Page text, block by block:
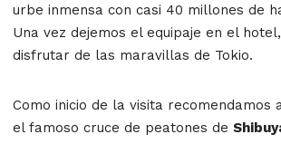
urbe inmensa con casi 40 millones de
Una vez dejemos el equipaje en el
disfrutar de las maravillas de Tokio.
Como inicio de la visita recomendamos
el famoso cruce de peatones de